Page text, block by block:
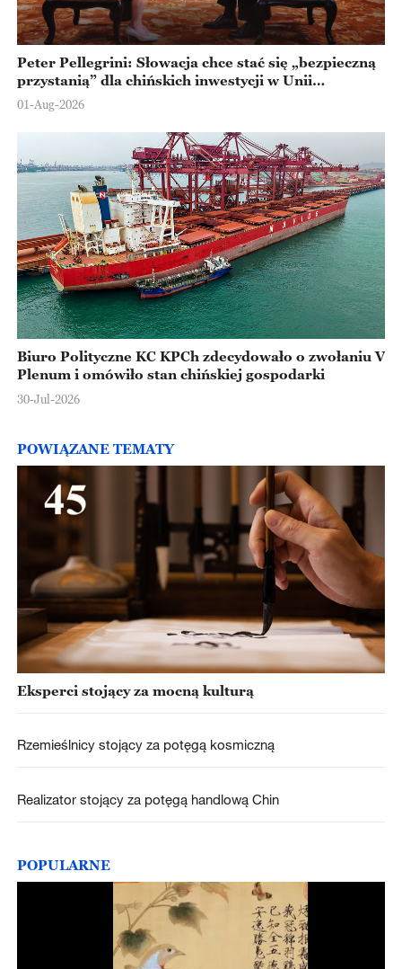
Peter Pellegrini: Słowacja chce stać się „bezpieczną
przystanią” dla chińskich inwestycji w Unii
Europejskiej
01-Aug-2026
Biuro Polityczne KC KPCh zdecydowało o zwołaniu V
Plenum i omówiło stan chińskiej gospodarki
30-Jul-2026
POWIĄZANE TEMATY
Eksperci stojący za mocną kulturą
Rzemieślnicy stojący za potęgą kosmiczną
Realizator stojący za potęgą handlową Chin
POPULARNE